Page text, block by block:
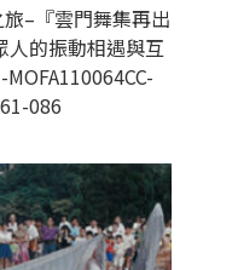
–『雲門舞集再出
人的振動相遇與互
086